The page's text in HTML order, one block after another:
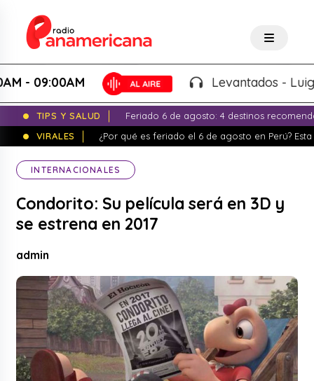
Levantados - Luigui
TIPS Y SALUD
Feriado 6 de agosto: 4 destinos
VIRALES
¿Por qué es feriado el 6 de agosto en Perú?
INTERNACIONALES
Condorito: Su película será en 3D y
se estrena en 2017
admin